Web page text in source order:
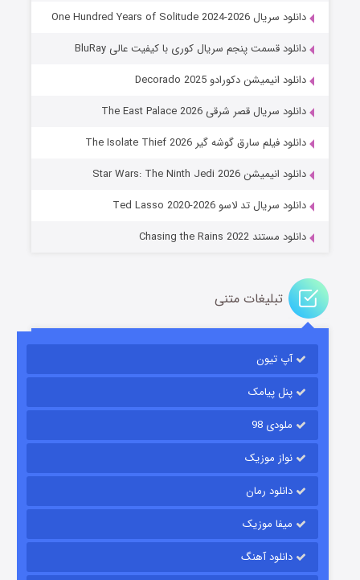
جادوگری در مغولستان
قسمت ۱۴ (زیرنویس) منتشر شد
دانلود سریال One Hundred Years of Solitude 2024-2026
دانلود قسمت پنجم سریال کوری با کیفیت عالی BluRay
دانلود انیمیشن دکورادو Decorado 2025
دانلود سریال قصر شرقی The East Palace 2026
دانلود فیلم سارق گوشه گیر The Isolate Thief 2026
دانلود انیمیشن Star Wars: The Ninth Jedi 2026
دانلود سریال تد لاسو Ted Lasso 2020-2026
دانلود مستند Chasing the Rains 2022
تبلیغات متنی
آپ تیون
پنل پیامک
ملودی 98
نواز موزیک
دانلود رمان
میفا موزیک
دانلود آهنگ